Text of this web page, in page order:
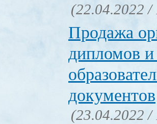
(22.04.2022 /
Продажа
дипломов и
документов
(23.04.2022 /